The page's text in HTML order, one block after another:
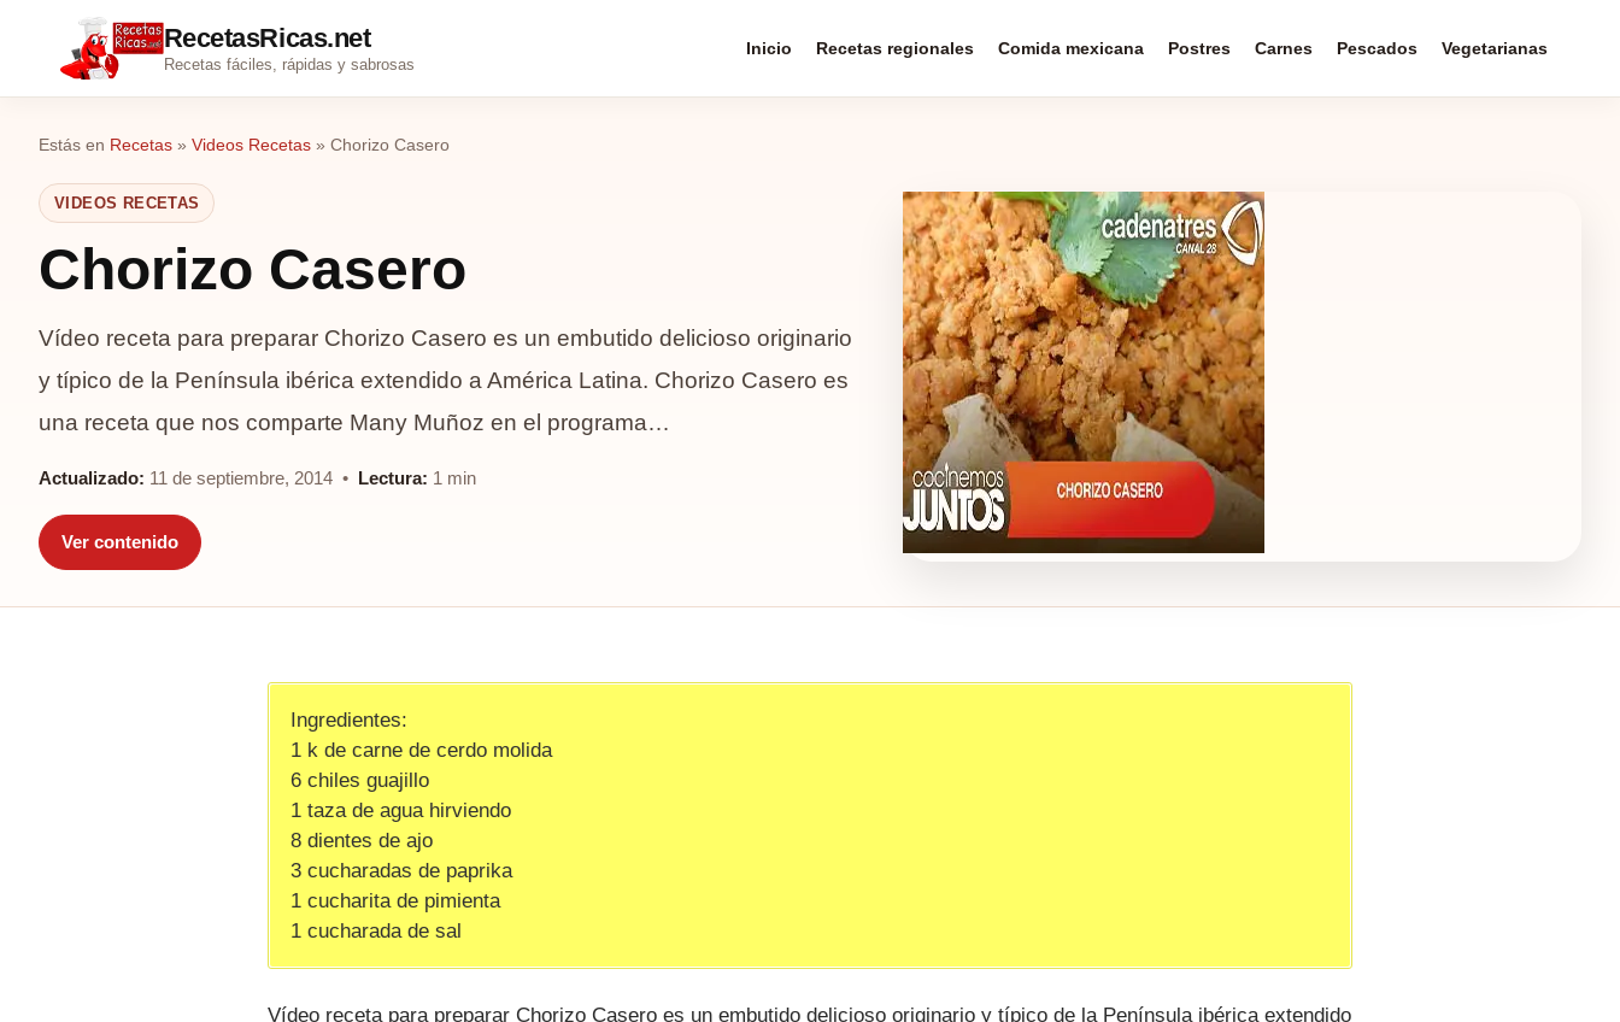
RecetasRicas.net
Recetas fáciles, rápidas y sabrosas
Inicio Recetas regionales Comida mexicana Postres Carnes Pescados Vegetarianas
Estás en Recetas » Videos Recetas » Chorizo Casero
VIDEOS RECETAS
Chorizo Casero
Vídeo receta para preparar Chorizo Casero es un embutido delicioso originario
y típico de la Península ibérica extendido a América Latina. Chorizo Casero es
una receta que nos comparte Many Muñoz en el programa…
Actualizado: 11 de septiembre, 2014 • Lectura: 1 min
Ver contenido
Ingredientes:
1 k de carne de cerdo molida
6 chiles guajillo
1 taza de agua hirviendo
8 dientes de ajo
3 cucharadas de paprika
1 cucharita de pimienta
1 cucharada de sal
Vídeo receta para preparar Chorizo Casero es un embutido delicioso originario y típico de la Península ibérica extendido